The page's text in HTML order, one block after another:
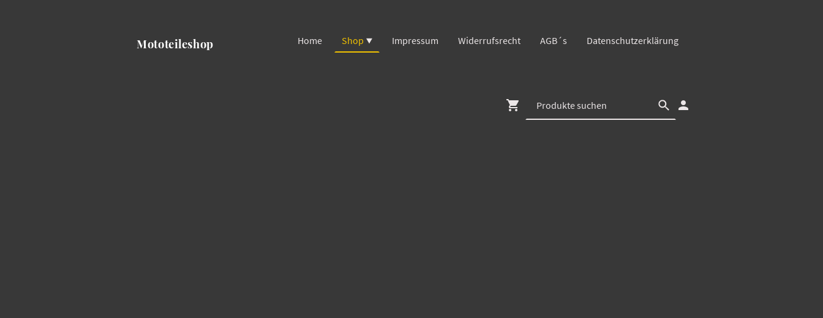
Mototeileshop Home Shop Impressum Widerrufsrecht AGB´s Datenschutzerklärung